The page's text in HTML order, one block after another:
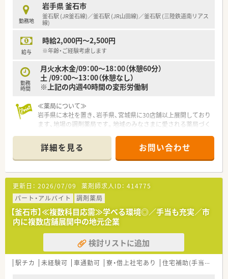
勤務地
岩手県 釜石市
釜石駅 (JR釜石線)／釜石駅 (JR山田線)／釜石駅 (三陸鉄道南リアス
線)
給与
時給2,000円～2,500円
※年齢・ご経験考慮します
勤務
時間
月火水木金/09：00～18：00（休憩60分）
土 /09：00～13：00（休憩なし）
※上記の内週40時間の変形労働制
≪薬局について≫
岩手県に本社を置き、岩手県、宮城県に30店舗以上展開しており
ます、地場の調剤薬局です。地域のみなさまに愛される薬局づく
詳細を見る お問い合わせ
更新日： 2026/07/09 薬剤師求人ID： 414775
パート・アルバイト
調剤薬局
【釜石市】≪複数科目応需≫学べる環境◎／手当も充実／市
内に複数店舗展開中の地元企業
検討リストに追加
駅チカ 未経験可 車通勤可 寮・借上社宅あり 住宅補助(手当)あり